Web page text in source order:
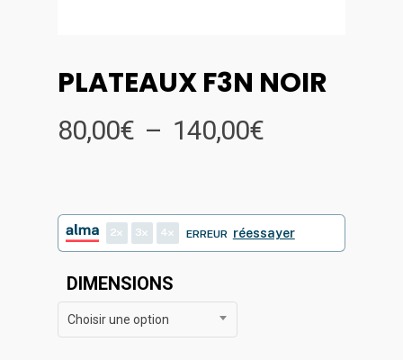
PLATEAUX F3N NOIR
80,00€ – 140,00€Plage
80,00€
à
2 3 4 ERREUR réessayer
DIMENSIONS
Choisir une option